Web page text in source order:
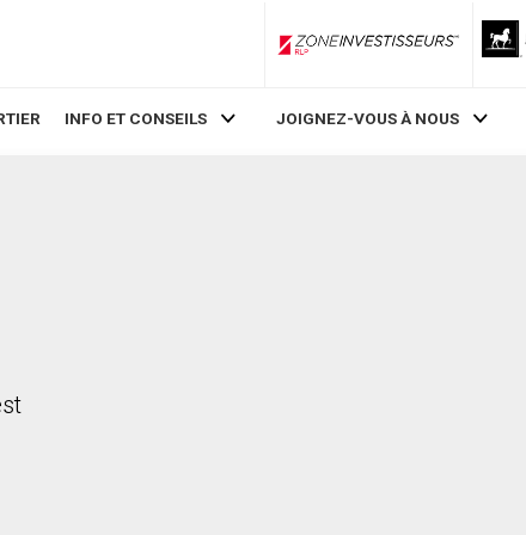
ZoneInvestisseurs RLP
INFO ET CONSEILS JOIGNEZ-VOUS À NOUS